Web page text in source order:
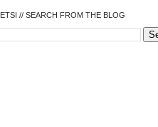
ETSI // SEARCH FROM THE BLOG